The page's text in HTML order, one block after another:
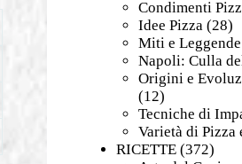
Condimenti
Idee Pizza (28)
Miti e
Napoli: Culla
Origini e
(12)
Tecniche di
Varietà di Pizza
RICETTE(372)